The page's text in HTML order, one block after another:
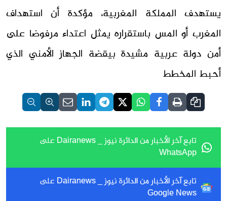
يستهدف المملكة المغربية، مؤكدة أن استهداف
المغرب أو المس باستقراره يمثل اعتداء مرفوضا على
أمن دولة عربية مشيدة بيقضة الجهاز الأمني الذي
أحبط المخطط
تابع آخر الأخبار من الدائرة نيوز _ Dairanews على
WhatsApp
تابع آخر الأخبار من الدائرة نيوز _ Dairanews على
Google News